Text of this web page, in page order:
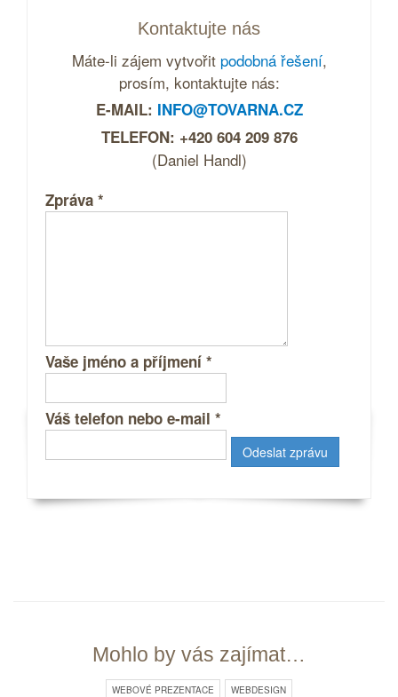
Kontaktujte nás
Máte-li zájem vytvořit podobná řešení,
prosím, kontaktujte nás:
E-MAIL: INFO@TOVARNA.CZ
TELEFON: +420 604 209 876
(Daniel Handl)
Zpráva *
Vaše jméno a příjmení *
Váš telefon nebo e-mail *
Mohlo by vás zajímat…
WEBOVÉ PREZENTACE WEBDESIGN